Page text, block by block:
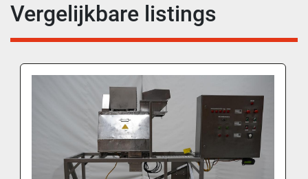
Vergelijkbare listings